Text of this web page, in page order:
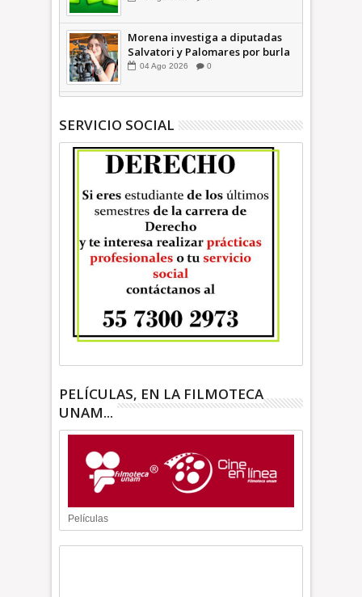
TIEMPO
Morena investiga a diputadas
Salvatori y Palomares por burla
a hombres mayores; perderían
INFORMATIVA
04 Ago 2026 0
SERVICIO SOCIAL
PELÍCULAS, EN LA FILMOTECA
UNAM...
Películas